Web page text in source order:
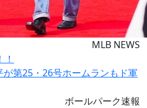
MLB NEWS
ボールパーク速報